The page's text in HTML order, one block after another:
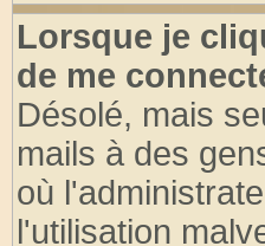
Lorsque je
de me
Désolé, mais
mails à des
où
l'utilisation